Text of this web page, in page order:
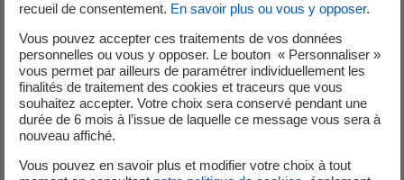
Règlementation associée :
Arrêté tarifaire OM 01
Arrêté du 2 octobre 2001 paru au journal officiel
recueil de consentement. En savoir plus ou vous y opposer.
Vous pouvez accepter ces traitements de vos données
personnelles ou vous y opposer. Le bouton « Personnaliser »
vous permet par ailleurs de paramétrer individuellement les
finalités de traitement des cookies et traceurs que vous
souhaitez accepter. Votre choix sera conservé pendant une
durée de 6 mois à l’issue de laquelle ce message vous sera à
nouveau affiché.
Vous pouvez en savoir plus et modifier votre choix à tout